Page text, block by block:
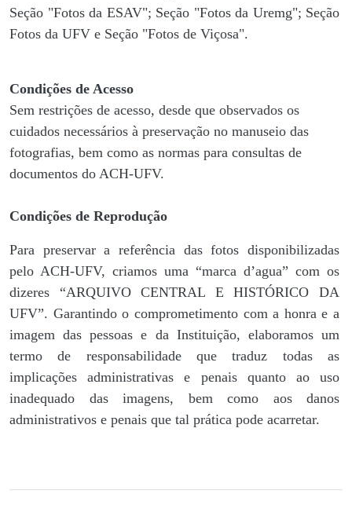
Seção "Fotos da ESAV"; Seção "Fotos da Uremg"; Seção
Fotos da UFV e Seção "Fotos de Viçosa".
Condições de Acesso
Sem restrições de acesso, desde que observados os
cuidados necessários à preservação no manuseio das
fotografias, bem como as normas para consultas de
documentos do ACH-UFV.
Condições de Reprodução
Para preservar a referência das fotos disponibilizadas
pelo ACH-UFV, criamos uma “marca d’agua” com os
dizeres “ARQUIVO CENTRAL E HISTÓRICO DA
UFV”. Garantindo o comprometimento com a honra e a
imagem das pessoas e da Instituição, elaboramos um
termo de responsabilidade que traduz todas as
implicações administrativas e penais quanto ao uso
inadequado das imagens, bem como aos danos
administrativos e penais que tal prática pode acarretar.